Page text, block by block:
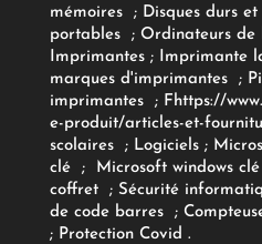
mémoires
; Disques durs
portables
; Ordinateurs de
Imprimantes;Imprimante
marques d'imprimantes
;
imprimantes
; F https://
e-produit/articles-et-
scolaires; Logiciels ;
clé
; Microsoft windows clé
coffret ; Sécurité
de code barres
;
; Protection Covid .